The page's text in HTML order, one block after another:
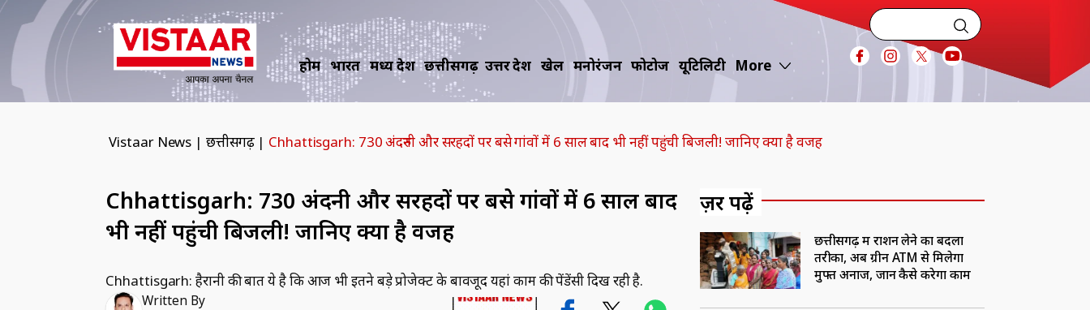
होम भारत मध्य प्रदेश छत्तीसगढ़ उत्तर प्रदेश खेल मनोरंजन फोटोज यूटिलिटी More
Vistaar News | छत्तीसगढ़ | Chhattisgarh: 730 अंदरुनी और सरहदों पर बसे गांवों में 6 साल बाद भी नहीं पहुंची बिजली! जानिए क्या है वजह
Chhattisgarh: 730 अंदरुनी और सरहदों पर बसे गांवों में 6 साल बाद
भी नहीं पहुंची बिजली! जानिए क्या है वजह
Chhattisgarh: हैरानी की बात ये है कि आज भी इतने बड़े प्रोजेक्ट के बावजूद यहां काम की पेंडेंसी दिख रही है.
Written By
ज़रूर पढ़ें
छत्तीसगढ़ में राशन लेने का बदला
तरीका, अब ग्रीन ATM से मिलेगा
मुफ्त अनाज, जानें कैसे करेगा काम